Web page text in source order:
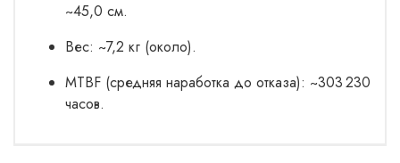
~45,0 см.
Вес: ~7,2 кг (около).
MTBF (средняя наработка до отказа): ~303 230
часов.